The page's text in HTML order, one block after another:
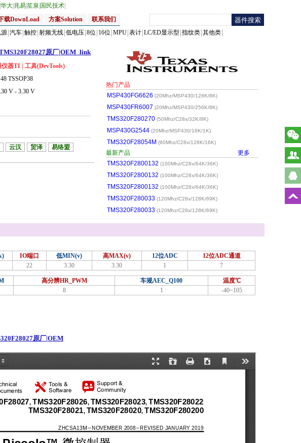
华大兆易笙泉 国民技术
载DownLoad 方案Solution
联系我们
汽车 触控 射频无线 低电压 8位 16位 MPU 表计 LC/ED显示型 指纹类 其他类
原厂|OEM_link
仪器TI | 工具(DevTools)
TSSOP38
V - 3.30 V
云汉 贸泽 易络盟
热门产品
MSP430FG6626 (20Mhz/MSP430/128K/8K)
MSP430FR6007 (20Mhz/MSP430/256K/8K)
TMS320F280270 (50Mhz/C28x/32K/8K)
MSP430G2544 (20Mhz/MSP430/16K/1K)
TMS320F28054M (60Mhz/C28x/128K/16K)
最新产品
更多
TMS320F2800132 (100Mhz/C28x/64K/36K)
TMS320F2800132 (100Mhz/C28x/64K/36K)
TMS320F2800132 (100Mhz/C28x/64K/36K)
TMS320F280033 (120Mhz/C28x/128K/69K)
TMS320F280033 (120Mhz/C28x/128K/69K)
IO端口 低MIN(v) 高MAX(v) 12位ADC
12位ADC通道
22 3.30 3.30 1 7
高分辨HR_PWM 车规AEC_Q100
温度℃
8 1 -40~105
原厂|OEM